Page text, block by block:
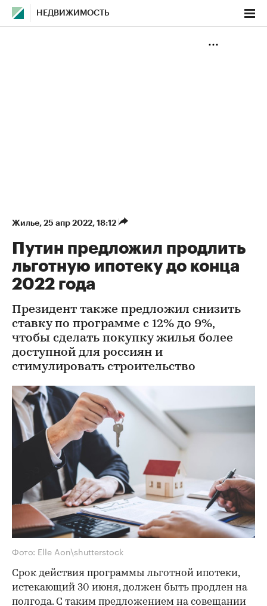
НЕДВИЖИМОСТЬ
Жилье⁠, 25 апр 2022, 18:12
Путин предложил продлить
льготную ипотеку до конца
2022 года
Президент также предложил снизить
ставку по программе с 12% до 9%,
чтобы сделать покупку жилья более
доступной для россиян и
стимулировать строительство
Фото: Elle Aon\shutterstock
Срок действия программы льготной ипотеки,
истекающий 30 июня, должен быть продлен на
полгода. С таким предложением на совещании